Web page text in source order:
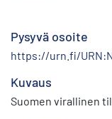
Pysyvä osoite
https://urn.fi/
Kuvaus
Suomen virallinen